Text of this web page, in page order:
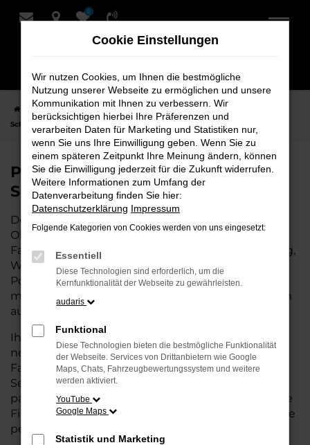
Zum
0
Startseite Oldenburg Porsche
Porsche Taycan Fahrzeuge bei
Schmidt + Koch für Oldenburg
Porsche Taycan Fahrzeuge bei
Schmidt + Koch für Oldenburg
Der Porsche Taycan ist die perfekte Wahl für alle in
Oldenburg, die ein zuverlässiges und modernes
Fahrzeug suchen. Ob für den täglichen Arbeitsweg,
Wochenendausflüge oder lange Reisen, der
Porsche Taycan bietet Komfort, Effizienz und
modernes Design, das sowohl in der Stadt als auch
auf dem Land glänzt.
Ihr Porsche Autohaus in Oldenburg bietet Ihnen
neben einer breiten Auswahl an Porsche
Fahrzeugen auch umfassende Beratung und
Service. Wir unterstützen Sie bei der Auswahl des
passenden Modells und bieten maßgeschneiderte
Finanzierungslösungen sowie Leasingoptionen, die
perfekt zu Ihrem Budget und Bedarf passen.
Cookie Einstellungen
Wir nutzen Cookies, um Ihnen die bestmögliche
Nutzung unserer Webseite zu ermöglichen und unsere
Kommunikation mit Ihnen zu verbessern. Wir
berücksichtigen hierbei Ihre Präferenzen und
verarbeiten Daten für Marketing und Statistiken nur,
wenn Sie uns Ihre Einwilligung geben. Wenn Sie zu
einem späteren Zeitpunkt Ihre Meinung ändern, können
Sie die Einwilligung jederzeit für die Zukunft widerrufen.
Weitere Informationen zum Umfang der
Datenverarbeitung finden Sie hier:
Datenschutzerklärung Impressum
Folgende Kategorien von Cookies werden von uns eingesetzt:
Essentiell
Diese Technologien sind erforderlich, um die
Kernfunktionalität der Webseite zu gewährleisten.
audaris
Funktional
Diese Technologien bieten die bestmögliche Funktionalität
der Webseite. Services von Drittanbietern wie Google
Maps, Chats, Fahrzeugbewertungssystem und weitere
werden aktiviert.
YouTube
Google Maps
Statistik und Marketing